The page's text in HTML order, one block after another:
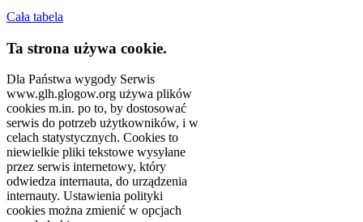
Cała tabela
Ta strona używa cookie.
Dla Państwa wygody Serwis
www.glh.glogow.org używa plików
cookies m.in. po to, by dostosować
serwis do potrzeb użytkowników, i w
celach statystycznych. Cookies to
niewielkie pliki tekstowe wysyłane
przez serwis internetowy, który
odwiedza internauta, do urządzenia
internauty. Ustawienia polityki
cookies można zmienić w opcjach